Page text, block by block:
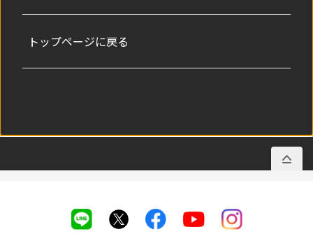
トップページに戻る